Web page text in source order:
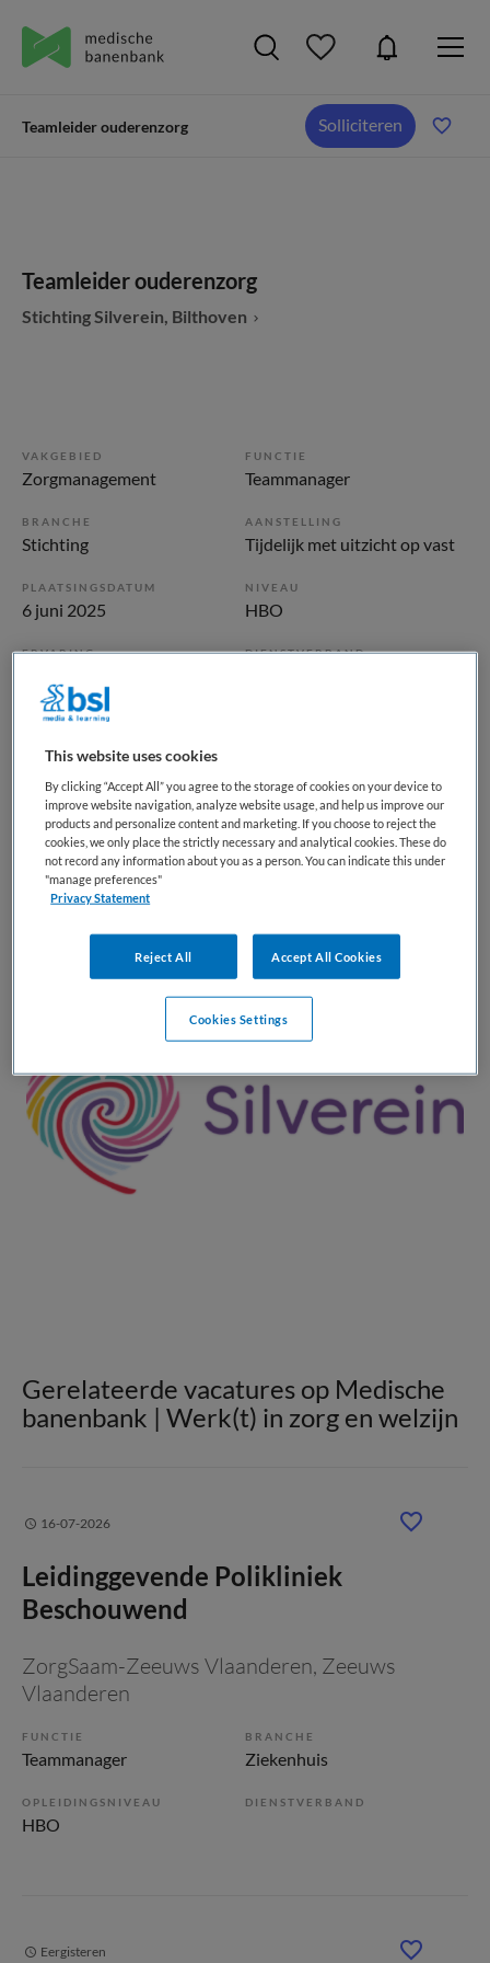
Teamleider ouderenzorg Solliciteren
Teamleider ouderenzorg
Stichting Silverein, Bilthoven
VAKGEBIED
Zorgmanagement
FUNCTIE
Teammanager
BRANCHE
Stichting
AANSTELLING
Tijdelijk met uitzicht op vast
PLAATSINGSDATUM
6 juni 2025
NIVEAU
HBO
ERVARING DIENSTVERBAND
Vacature niet beschikbaar
Deze vacature Teamleider ouderenzorg bij Stichting
Silverein is niet meer actueel. Hieronder staan enkele
vergelijkbare vacatures die voor u wellicht interessant zijn.
Gerelateerde vacatures op Medische
banenbank | Werk(t) in zorg en welzijn
16-07-2026
Leidinggevende Polikliniek
Beschouwend
ZorgSaam-Zeeuws Vlaanderen, Zeeuws
Vlaanderen
FUNCTIE
Teammanager
BRANCHE
Ziekenhuis
OPLEIDINGSNIVEAU
HBO
DIENSTVERBAND
Eergisteren
This website uses cookies
By clicking “Accept All” you agree to the storage of cookies on your device to
improve website navigation, analyze website usage, and help us improve our
products and personalize content and marketing. If you choose to reject the
cookies, we only place the strictly necessary and analytical cookies. These do
not record any information about you as a person. You can indicate this under
"manage preferences"
Privacy Statement
Reject All Accept All Cookies
Cookies Settings